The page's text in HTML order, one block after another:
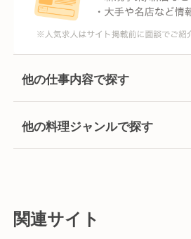
他の仕事内容で探す
他の料理ジャンルで探す
関連サイト